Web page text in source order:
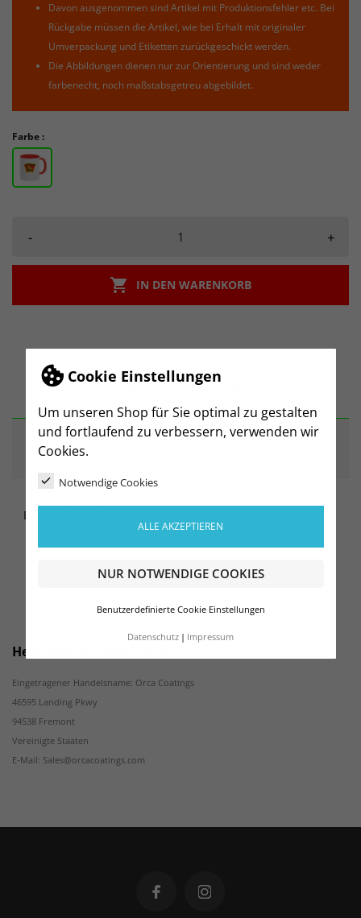
Cookie Einstellungen
Um unseren Shop für Sie optimal zu gestalten
und fortlaufend zu verbessern, verwenden wir
Cookies.
Notwendige Cookies
ALLE AKZEPTIEREN
NUR NOTWENDIGE COOKIES
Benutzerdefinierte Cookie Einstellungen
Datenschutz Impressum
Davon ausgenommen sind Artikel mit Produktionsfehler etc. Bei
Rückgabe müssen die Artikel, wie bei Erhalt mit originaler
Umverpackung und Etiketten zurückgeschickt werden.
Die Abbildungen dienen nur zur Orientierung und sind weder
farbenecht, noch maßstabsgetreu abgebildet.
Farbe :
- +
 IN DEN WARENKORB
BESCHREIBUNG
ESV Lok Pirna Tasse
Hersteller Informationen
Eingetragener Handelsname: Orca Coatings
46595 Landing Pkwy
94538 Fremont
Vereinigte Staaten
E-Mail: Sales@orcacoatings.com